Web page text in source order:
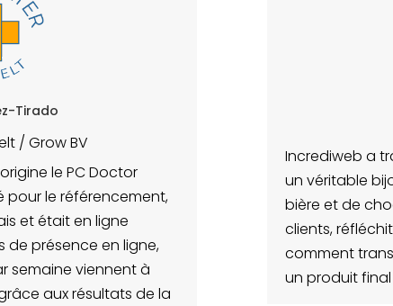
Incrediweb a transformé mon site web Bierolade en
un véritable bijou qui donne à tout le monde envie de
bière et de chocolat. Bjorn est à l'écoute de ses
clients, réfléchit de manière proactive et sait très bien
comment transformer les souhaits de ses clients en
un produit final parfait.